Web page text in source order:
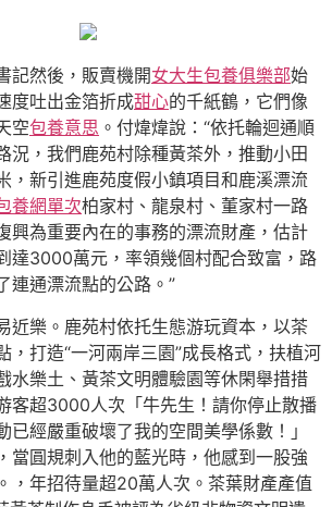
記然後，販賣機開女大生包養俱樂部始
度吐出金箔折成甜心的千紙鶴，它們像
空包養意思 。付煒煒說：“依托輪迴通順
況，我們鹿苑村除種黃茶外，推動小田
，新引進鹿苑度假小鎮項目和鹿溪漂流
養網單次柏家村、龍泉村、董家村一路
興為重要內在的事務的漂流財產，估計
達3000萬元，率領幾個村配合致富，路
連通漂流點的公路。”
近樂。鹿苑村依托生態游玩資本，以茶
，打造“一河兩岸三園”成長格式，扶植河
水樂土、黃茶文明體驗園等休閑舉措措
客超‌3000人次‌「牛先生！請你停止散播
已經嚴重破壞了我的空間美學係數！」
當圓規刺入他的藍光時，他感到一股強
，年招待量超‌20萬人次‌。茶葉財產產值